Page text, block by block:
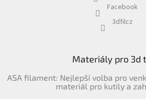
Facebook
3dfilcz
Materiály pro 3d
ASA filament: Nejlepší volba pro
materiál pro kutily a